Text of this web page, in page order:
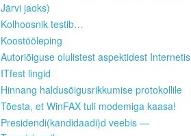
Järvi jaoks)
Kolhoosnik testib…
Koostööleping
Autoriõiguse olulistest aspektidest Internetis
ITfest lingid
Hinnang haldusõigusrikkumise protokollile
Tõesta, et WinFAX tuli modemiga kaasa!
Presidendi(kandidaadi)d veebis —